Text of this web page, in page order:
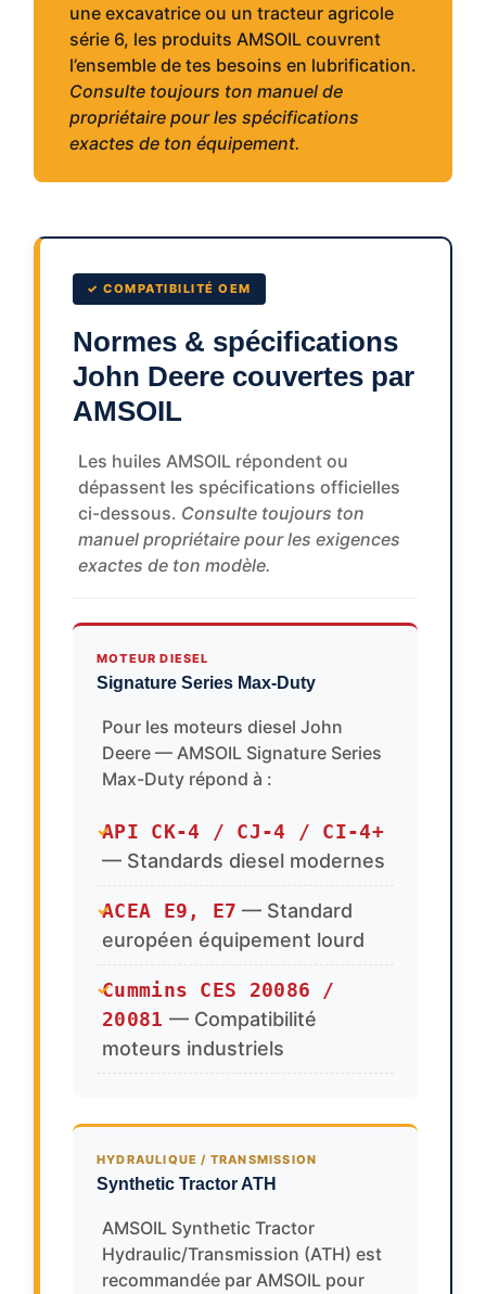
une excavatrice ou un tracteur agricole
série 6, les produits AMSOIL couvrent
l’ensemble de tes besoins en lubrification.
Consulte toujours ton manuel de
propriétaire pour les spécifications
exactes de ton équipement.
✓ COMPATIBILITÉ OEM
Normes & spécifications
John Deere couvertes par
AMSOIL
Les huiles AMSOIL répondent ou
dépassent les spécifications officielles
ci-dessous. Consulte toujours ton
manuel propriétaire pour les exigences
exactes de ton modèle.
MOTEUR DIESEL
Signature Series Max-Duty
Pour les moteurs diesel John
Deere — AMSOIL Signature Series
Max-Duty répond à :
✓API CK-4 / CJ-4 / CI-4+
— Standards diesel modernes
✓ACEA E9, E7 — Standard
européen équipement lourd
✓Cummins CES 20086 /
20081 — Compatibilité
moteurs industriels
HYDRAULIQUE / TRANSMISSION
Synthetic Tractor ATH
AMSOIL Synthetic Tractor
Hydraulic/Transmission (ATH) est
recommandée par AMSOIL pour